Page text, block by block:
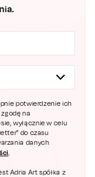
potwierdzenie ich
na
wyłącznie w celu
do czasu
danych
.
Adria Art spółka z